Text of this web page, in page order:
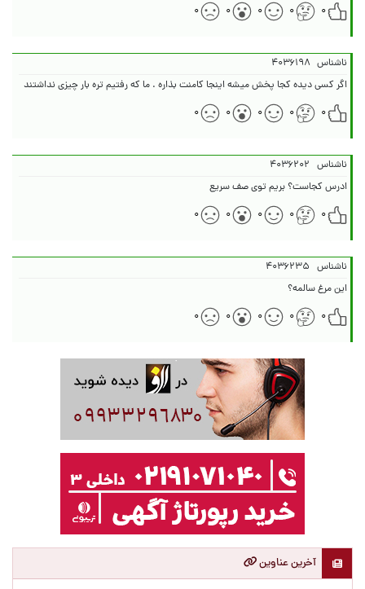
۰
۰ ۰ ۰ ۰
ناشناس ۴۰۳۶۱۹۸
اگر کسی دیده کجا پخش میشه اینجا کامنت بذاره . ما که رفتیم تره بار چیزی نداشتند
۰
۰ ۰ ۰ ۰
ناشناس ۴۰۳۶۲۰۲
ادرس کجاست؟ بریم توی صف سریع
۰
۰ ۰ ۰ ۰
ناشناس ۴۰۳۶۲۳۵
این مرغ سالمه؟
۰
۰ ۰ ۰ ۰
آخرین عناوین